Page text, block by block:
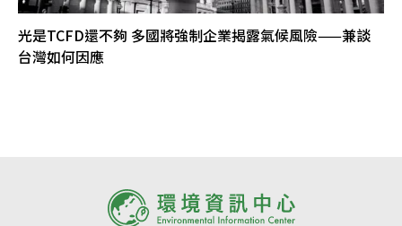
光是TCFD還不夠 多國將強制企業揭露氣候風險——兼談
台灣如何因應